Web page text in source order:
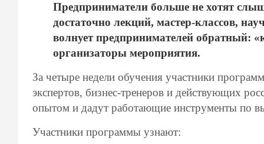
Предприниматели больше не хотят
достаточно лекций, мастер-классов,
волнует предпринимателей обратный:
организаторы мероприятия.
За четыре недели обучения участники
экспертов, бизнес-тренеров и действующих
опытом и дадут работающие инструменты по
Участники программы узнают: